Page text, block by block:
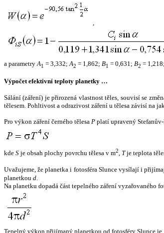
,
a parametryA1 = 3,332;A2 = 1,862; B1 = 0,631; B2 = 1,218;
Výpočet efektivní teploty planetky …
Sálání (záření) je přirozená vlastnost těles, souvisí se
tělesem. Pohltivost a odrazivost záření u tělesa závisí na
Pro výkon záření černého tělesa P platí upravený
kde S je obsah plochy povrchu tělesa v m2, Tje teplota
Uvažujeme, že planetka i fotosféra Slunce vysílají i
planetkou d.
Na planetku dopadá část tepelného záření vyzařovaného
Tepelný výkon přijímaný planetkou od fotosféry Slunce je